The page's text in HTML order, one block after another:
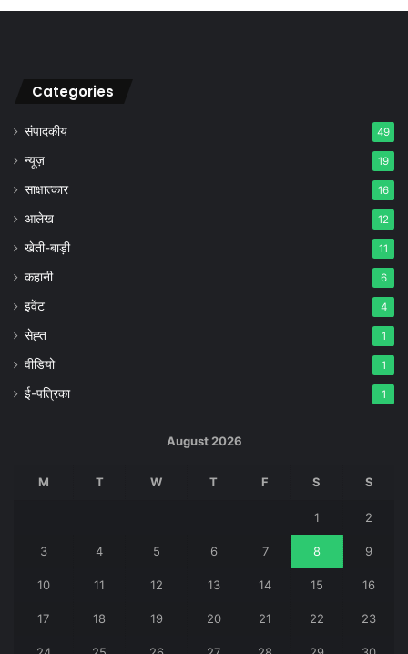
Categories
संपादकीय 49
न्यूज़ 19
साक्षात्कार 16
आलेख 12
खेती-बाड़ी 11
कहानी 6
इवेंट 4
सेह्त 1
वीडियो 1
ई-पत्रिका 1
August 2026
M T W T F S S
1 2
3 4 5 6 7 8 9
10 11 12 13 14 15 16
17 18 19 20 21 22 23